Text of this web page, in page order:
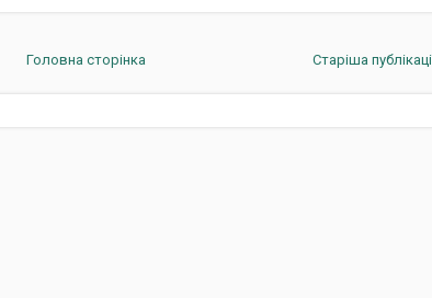
Старіша
Головна сторінка